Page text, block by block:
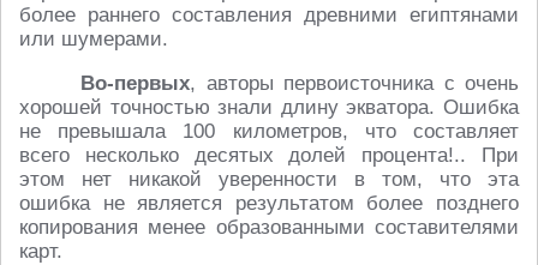
более раннего составления древними египтянами
или шумерами.
Во-первых, авторы первоисточника с очень
хорошей точностью знали длину экватора. Ошибка
не превышала 100 километров, что составляет
всего несколько десятых долей процента!.. При
этом нет никакой уверенности в том, что эта
ошибка не является результатом более позднего
копирования менее образованными составителями
карт.